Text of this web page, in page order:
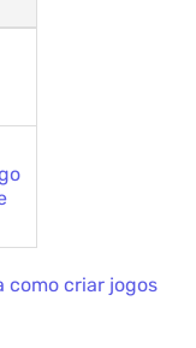
como criar jogos